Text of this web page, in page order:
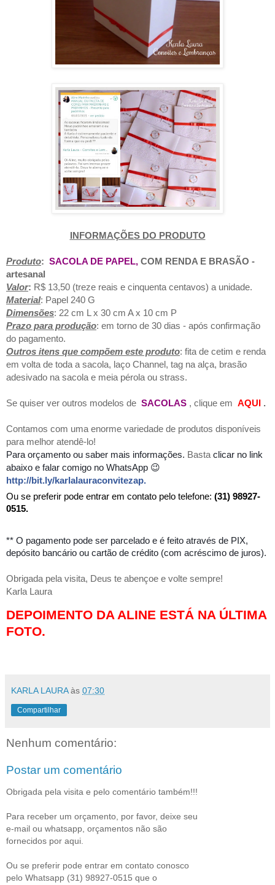
INFORMAÇÕES DO PRODUTO
Produto: SACOLA DE PAPEL, COM RENDA E BRASÃO -
artesanal
Valor: R$ 13,50 (treze reais e cinquenta centavos) a unidade.
Material: Papel 240 G
Dimensões: 22 cm L x 30 cm A x 10 cm P
Prazo para produção: em torno de 30 dias - após confirmação
do pagamento.
Outros itens que compõem este produto: fita de cetim e renda
em volta de toda a sacola, laço Channel, tag na alça, brasão
adesivado na sacola e meia pérola ou strass.
Se quiser ver outros modelos de SACOLAS , clique em AQUI .
Contamos com uma enorme variedade de produtos disponíveis
para melhor atendê-lo!
Para orçamento ou saber mais informações. Basta clicar no link
abaixo e falar comigo no WhatsApp 😉
http://bit.ly/karlalauraconvitezap.
Ou se preferir pode entrar em contato pelo telefone: (31) 98927-
0515.
** O pagamento pode ser parcelado e é feito através de PIX,
depósito bancário ou cartão de crédito (com acréscimo de juros).
Obrigada pela visita, Deus te abençoe e volte sempre!
Karla Laura
DEPOIMENTO DA ALINE ESTÁ NA ÚLTIMA
FOTO.
KARLA LAURA às 07:30
Compartilhar
Nenhum comentário:
Postar um comentário
Obrigada pela visita e pelo comentário também!!!
Para receber um orçamento, por favor, deixe seu
e-mail ou whatsapp, orçamentos não são
fornecidos por aqui.
Ou se preferir pode entrar em contato conosco
pelo Whatsapp (31) 98927-0515 que o